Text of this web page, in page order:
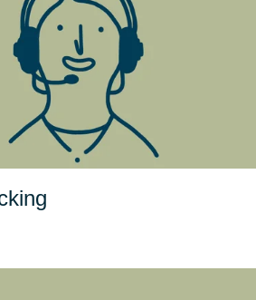
con il WMS, il modulo Voice
agli operatori di lavorare a
libere, migliorando l'efficienza e la
velocità delle operazioni di prelievo.